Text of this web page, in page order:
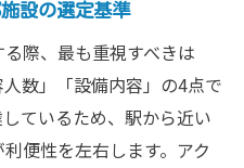
設の選定基準
際、最も重視すべきは
人数」「設備内容」の4点で
ているため、駅から近い
便性を左右します。アク